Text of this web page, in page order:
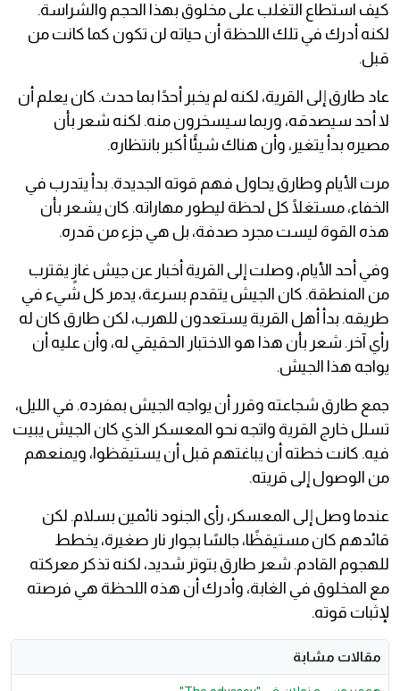
كيف استطاع التغلب على مخلوق بهذا الحجم والشراسة.
لكنه أدرك في تلك اللحظة أن حياته لن تكون كما كانت من
قبل.
عاد طارق إلى القرية، لكنه لم يخبر أحدًا بما حدث. كان يعلم أن
لا أحد سيصدقه، وربما سيسخرون منه. لكنه شعر بأن
مصيره بدأ يتغير، وأن هناك شيئًا أكبر بانتظاره.
مرت الأيام وطارق يحاول فهم قوته الجديدة. بدأ يتدرب في
الخفاء، مستغلًا كل لحظة ليطور مهاراته. كان يشعر بأن
هذه القوة ليست مجرد صدفة، بل هي جزء من قدره.
وفي أحد الأيام، وصلت إلى القرية أخبار عن جيش غازٍ يقترب
من المنطقة. كان الجيش يتقدم بسرعة، يدمر كل شيء في
طريقه. بدأ أهل القرية يستعدون للهرب، لكن طارق كان له
رأي آخر. شعر بأن هذا هو الاختبار الحقيقي له، وأن عليه أن
يواجه هذا الجيش.
جمع طارق شجاعته وقرر أن يواجه الجيش بمفرده. في الليل،
تسلل خارج القرية واتجه نحو المعسكر الذي كان الجيش يبيت
فيه. كانت خطته أن يباغتهم قبل أن يستيقظوا، ويمنعهم
من الوصول إلى قريته.
عندما وصل إلى المعسكر، رأى الجنود نائمين بسلام. لكن
قائدهم كان مستيقظًا، جالسًا بجوار نار صغيرة، يخطط
للهجوم القادم. شعر طارق بتوتر شديد، لكنه تذكر معركته
مع المخلوق في الغابة، وأدرك أن هذه اللحظة هي فرصته
لإثبات قوته.
مقالات مشابة